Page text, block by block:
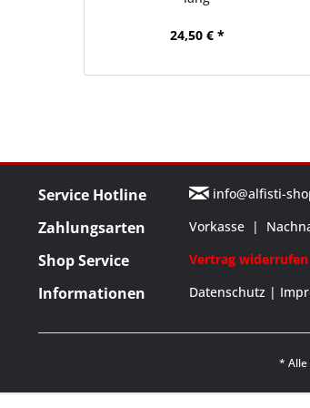
24,50 € *
Service Hotline info@alfisti-
Zahlungsarten Vorkasse |
Shop Service Vertrag widerrufen
Informationen Datenschutz
* Alle